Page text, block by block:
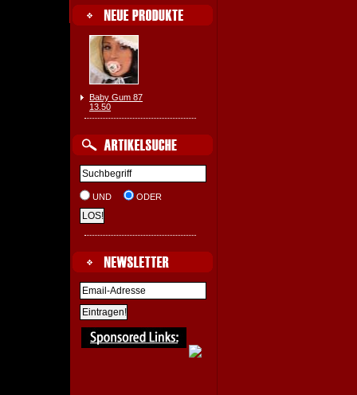
Baby Gum 87
13.50
UND ODER